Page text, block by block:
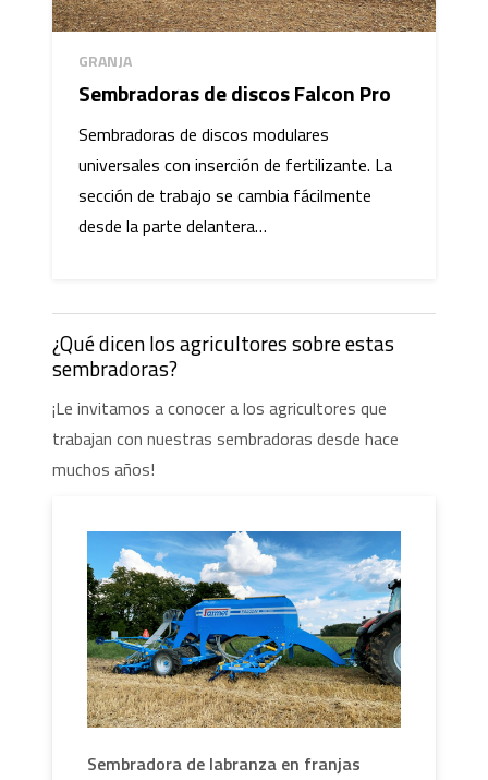
GRANJA
Sembradoras de discos Falcon Pro
Sembradoras de discos modulares
universales con inserción de fertilizante. La
sección de trabajo se cambia fácilmente
desde la parte delantera…
¿Qué dicen los agricultores sobre estas
sembradoras?
¡Le invitamos a conocer a los agricultores que
trabajan con nuestras sembradoras desde hace
muchos años!
Sembradora de labranza en franjas